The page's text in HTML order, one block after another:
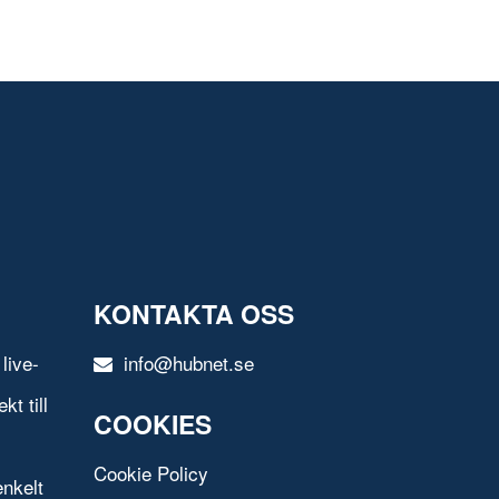
till
KONTAKTA OSS
info@hubnet.se
COOKIES
Cookie Policy